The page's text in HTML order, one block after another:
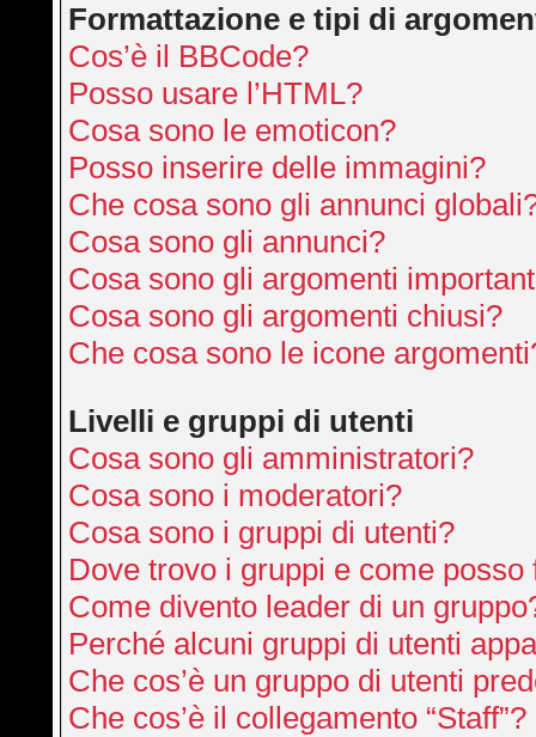
Formattazione e tipi di
Cos’è il BBCode?
Posso usare l’HTML?
Cosa sono le emoticon?
Posso inserire delle immagini?
Che cosa sono gli annunci
Cosa sono gli annunci?
Cosa sono gli argomenti
Cosa sono gli argomenti chiusi?
Che cosa sono le icone
Livelli e gruppi di utenti
Cosa sono gli amministratori?
Cosa sono i moderatori?
Cosa sono i gruppi di utenti?
Dove trovo i gruppi e come
Come divento leader di un
Perché alcuni gruppi di utenti
Che cos’è un gruppo di utenti
Che cos’è il collegamento “Staff”?